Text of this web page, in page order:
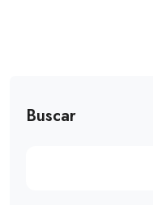
Buscar